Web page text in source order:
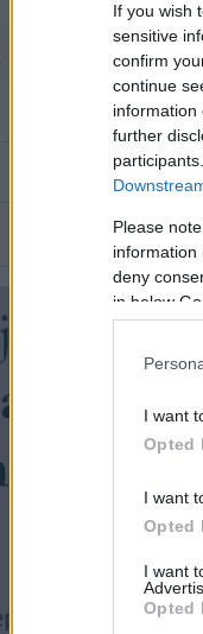
If you wish
sensitive
confirm
continue
information
further
Please
information
deny
in below
I want
Opted
I want
Opted
I want
Opted